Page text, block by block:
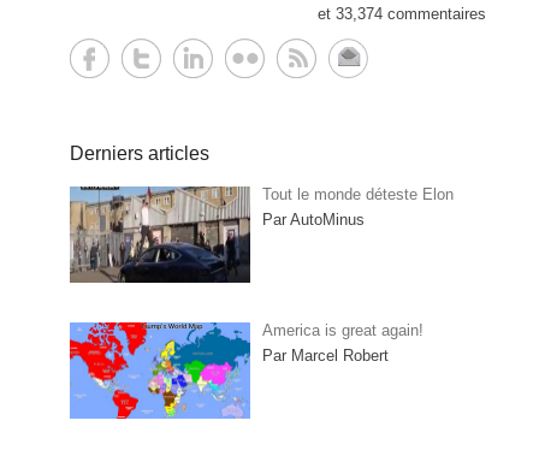
et 33,374 commentaires
Derniers articles
Tout le monde déteste Elon
Par AutoMinus
America is great again!
Par Marcel Robert